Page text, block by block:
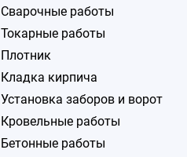
Сварочные работы
Токарные работы
Плотник
Кладка кирпича
Установка заборов и ворот
Кровельные работы
Бетонные работы